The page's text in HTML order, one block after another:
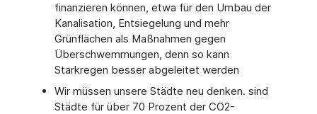
finanzieren können, etwa für den Umbau der
Kanalisation, Entsiegelung und mehr
Grünflächen als Maßnahmen gegen
Überschwemmungen, denn so kann
Starkregen besser abgeleitet werden
Wir müssen unsere Städte neu denken. sind
Städte für über 70 Prozent der CO2-